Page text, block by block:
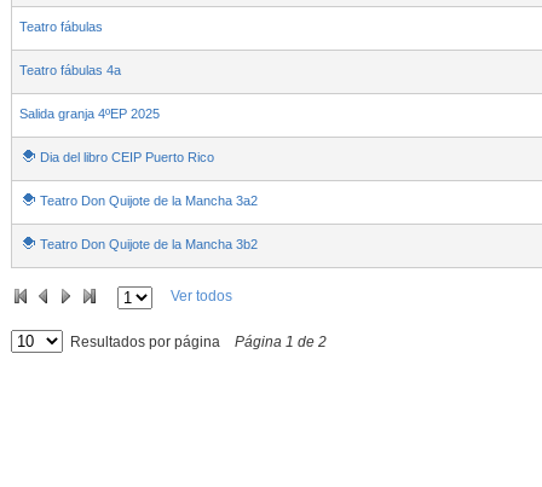
Teatro fábulas
Teatro fábulas 4a
Salida granja 4ºEP 2025
Dia del libro CEIP Puerto Rico
Teatro Don Quijote de la Mancha 3a2
Teatro Don Quijote de la Mancha 3b2
Ver todos
Resultados por página Página 1 de 2